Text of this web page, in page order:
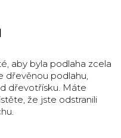
aby byla podlaha zcela
dřevěnou podlahu,
dřevotřísku. Máte
že jste odstranili